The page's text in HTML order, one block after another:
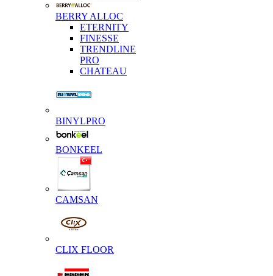
BERRY ALLOC
ETERNITY
FINESSE
TRENDLINE
PRO
CHATEAU
BINYLPRO
BONKEEL
CAMSAN
CLIX FLOOR